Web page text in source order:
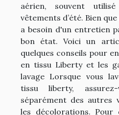
aérien, souvent
vêtements d’été. Bien
a besoin d'un entretien
bon état. Voici un
quelques conseils pour
en tissu Liberty et les
lavage Lorsque vous
tissu liberty,
séparément des autres
les décolorations. Pour